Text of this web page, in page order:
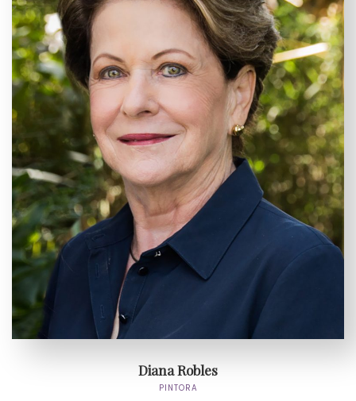
Diana Robles
PINTORA